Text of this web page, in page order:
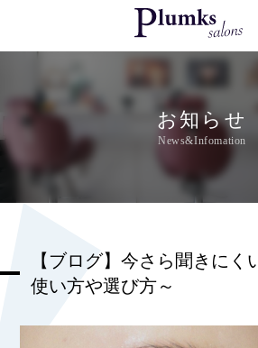
お知らせ
News&Infomation
【ブログ】今さら聞きにく
使い方や選び方～